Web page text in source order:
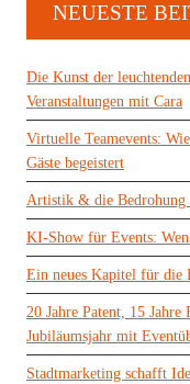
NEUESTE
Die Kunst der
Veranstaltungen mit Cara
Virtuelle Teamevents:
Gäste begeistert
Artistik & die Bedrohung
KI-Show für Events:
Ein neues Kapitel für die
20 Jahre Patent, 15
Jubiläumsjahr mit
Stadtmarketing schafft